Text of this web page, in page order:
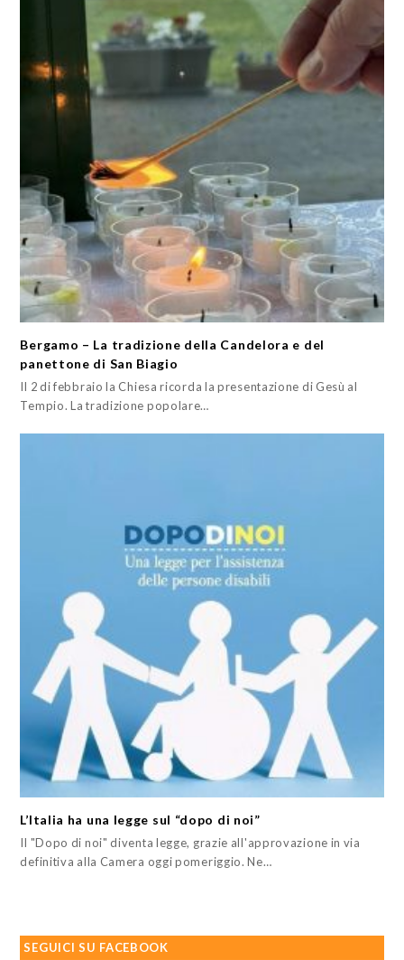
Bergamo – La tradizione della Candelora e del
panettone di San Biagio
Il 2 di febbraio la Chiesa ricorda la presentazione di Gesù al
Tempio. La tradizione popolare…
L’Italia ha una legge sul “dopo di noi”
Il "Dopo di noi" diventa legge, grazie all'approvazione in via
definitiva alla Camera oggi pomeriggio. Ne…
SEGUICI SU FACEBOOK